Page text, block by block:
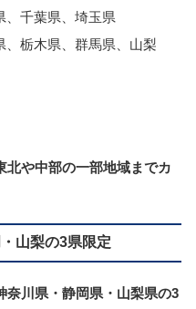
、千葉県、埼玉県
栃木県、群馬県、山梨
北や中部の一部地域までカ
山梨の3県限定
奈川県・静岡県・山梨県の3